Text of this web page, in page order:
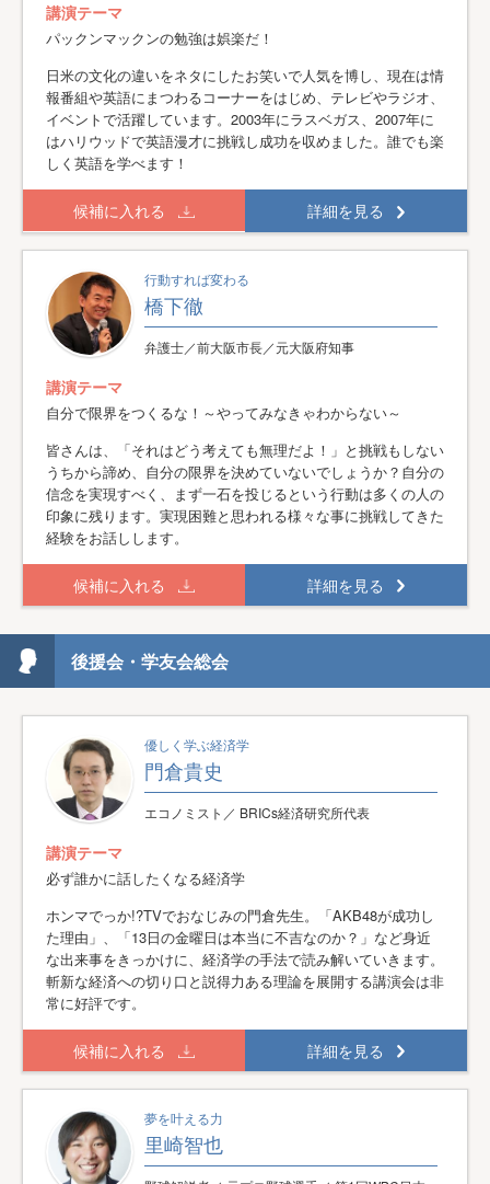
講演テーマ
パックンマックンの勉強は娯楽だ！
日米の文化の違いをネタにしたお笑いで人気を博し、現在は情
報番組や英語にまつわるコーナーをはじめ、テレビやラジオ、
イベントで活躍しています。2003年にラスベガス、2007年に
はハリウッドで英語漫才に挑戦し成功を収めました。誰でも楽
しく英語を学べます！
候補に入れる 詳細を見る
行動すれば変わる
橋下徹
弁護士／前大阪市長／元大阪府知事
講演テーマ
自分で限界をつくるな！～やってみなきゃわからない～
皆さんは、「それはどう考えても無理だよ！」と挑戦もしない
うちから諦め、自分の限界を決めていないでしょうか？自分の
信念を実現すべく、まず一石を投じるという行動は多くの人の
印象に残ります。実現困難と思われる様々な事に挑戦してきた
経験をお話しします。
候補に入れる 詳細を見る
後援会・学友会総会
優しく学ぶ経済学
門倉貴史
エコノミスト／ BRICs経済研究所代表
講演テーマ
必ず誰かに話したくなる経済学
ホンマでっか!?TVでおなじみの門倉先生。「AKB48が成功し
た理由」、「13日の金曜日は本当に不吉なのか？」など身近
な出来事をきっかけに、経済学の手法で読み解いていきます。
斬新な経済への切り口と説得力ある理論を展開する講演会は非
常に好評です。
候補に入れる 詳細を見る
夢を叶える力
里崎智也